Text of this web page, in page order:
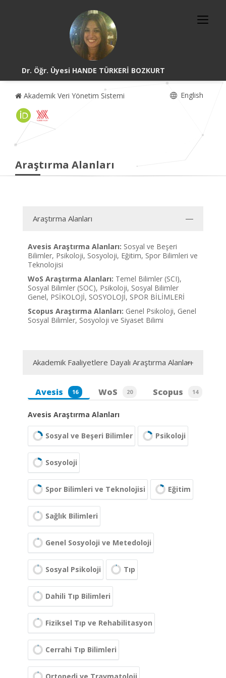
Dr. Öğr. Üyesi HANDE TÜRKERİ BOZKURT
Akademik Veri Yönetim Sistemi English
Araştırma Alanları
Araştırma Alanları
Avesis Araştırma Alanları: Sosyal ve Beşeri
Bilimler, Psikoloji, Sosyoloji, Eğitim, Spor Bilimleri ve
Teknolojisi
WoS Araştırma Alanları: Temel Bilimler (SCI),
Sosyal Bilimler (SOC), Psikoloji, Sosyal Bilimler
Genel, PSİKOLOJİ, SOSYOLOJİ, SPOR BİLİMLERİ
Scopus Araştırma Alanları: Genel Psikoloji, Genel
Sosyal Bilimler, Sosyoloji ve Siyaset Bilimi
Akademik Faaliyetlere Dayalı Araştırma Alanları
Avesis 16 WoS 20 Scopus 14
Avesis Araştırma Alanları
Sosyal ve Beşeri Bilimler Psikoloji
Sosyoloji
Spor Bilimleri ve Teknolojisi Eğitim
Sağlık Bilimleri
Genel Sosyoloji ve Metedoloji
Sosyal Psikoloji Tıp
Dahili Tıp Bilimleri
Fiziksel Tıp ve Rehabilitasyon
Cerrahi Tıp Bilimleri